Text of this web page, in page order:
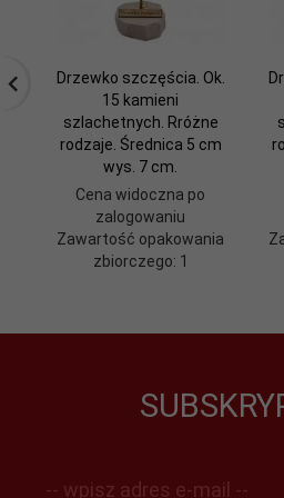
Drzewko szczęścia. Ok.
15 kamieni
szlachetnych. Rróżne
rodzaje. Średnica 5 cm
wys. 7 cm.
Cena widoczna po
zalogowaniu
Zawartość opakowania
zbiorczego: 1
-- wpisz adres e-mail --